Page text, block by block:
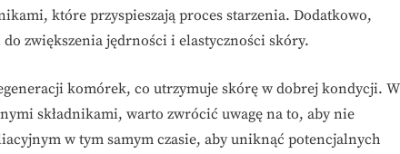
które przyspieszają proces starzenia. Dodatkowo,
zwiększenia jędrności i elastyczności skóry.
komórek, co utrzymuje skórę w dobrej kondycji. W
składnikami, warto zwrócić uwagę na to, aby nie
w tym samym czasie, aby uniknąć potencjalnych